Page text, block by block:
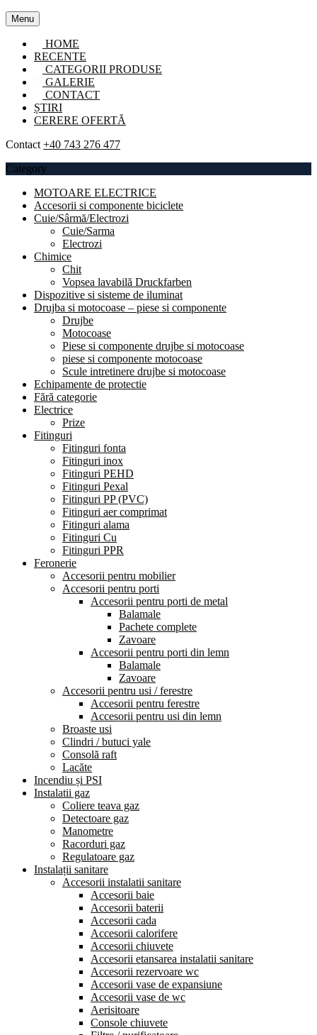
Menu
HOME
RECENTE
CATEGORII PRODUSE
GALERIE
CONTACT
ȘTIRI
CERERE OFERTĂ
Contact +40 743 276 477
Category
MOTOARE ELECTRICE
Accesorii si componente biciclete
Cuie/Sârmă/Electrozi
Cuie/Sarma
Electrozi
Chimice
Chit
Vopsea lavabilă Druckfarben
Dispozitive si sisteme de iluminat
Drujba si motocoase – piese si componente
Drujbe
Motocoase
Piese si componente drujbe si motocoase
piese si componente motocoase
Scule intretinere drujbe si motocoase
Echipamente de protectie
Fără categorie
Electrice
Prize
Fitinguri
Fitinguri fonta
Fitinguri inox
Fitinguri PEHD
Fitinguri Pexal
Fitinguri PP (PVC)
Fitinguri aer comprimat
Fitinguri alama
Fitinguri Cu
Fitinguri PPR
Feronerie
Accesorii pentru mobilier
Accesorii pentru porti
Accesorii pentru porti de metal
Balamale
Pachete complete
Zavoare
Accesorii pentru porti din lemn
Balamale
Zavoare
Accesorii pentru usi / ferestre
Accesorii pentru ferestre
Accesorii pentru usi din lemn
Broaste usi
Clindri / butuci yale
Consolă raft
Lacăte
Incendiu și PSI
Instalatii gaz
Coliere teava gaz
Detectoare gaz
Manometre
Racorduri gaz
Regulatoare gaz
Instalații sanitare
Accesorii instalatii sanitare
Accesorii baie
Accesorii baterii
Accesorii cada
Accesorii calorifere
Accesorii chiuvete
Accesorii etansarea instalatii sanitare
Accesorii rezervoare wc
Accesorii vase de expansiune
Accesorii vase de wc
Aerisitoare
Console chiuvete